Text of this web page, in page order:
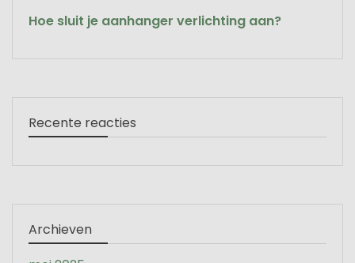
Hoe sluit je aanhanger verlichting aan?
Recente reacties
Archieven